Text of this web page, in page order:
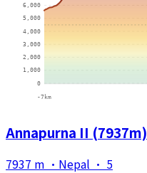
Annapurna II (7937m)
7937 m · Nepal · 5